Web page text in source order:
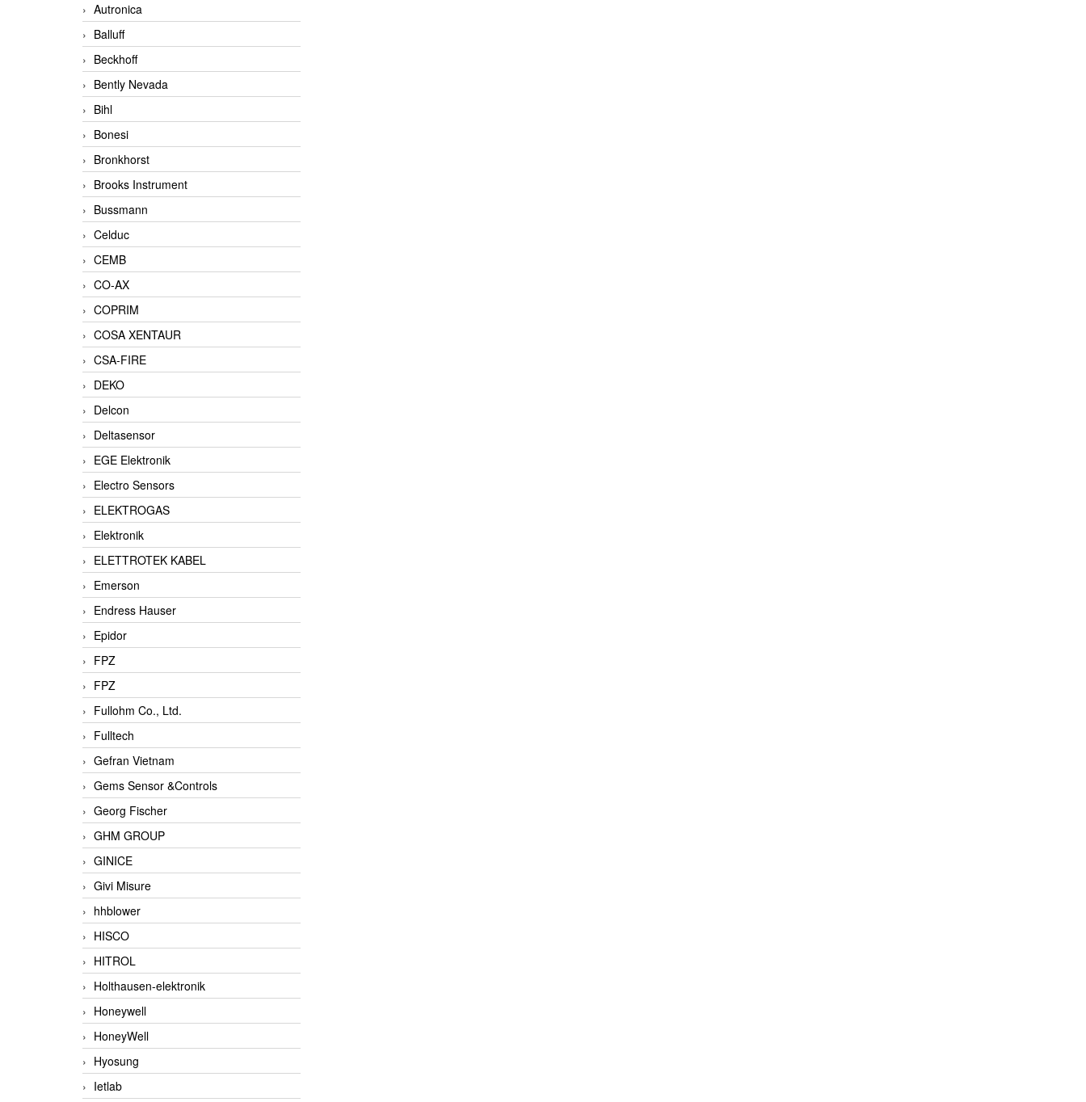
Autronica
Balluff
Beckhoff
Bently Nevada
Bihl
Bonesi
Bronkhorst
Brooks Instrument
Bussmann
Celduc
CEMB
CO-AX
COPRIM
COSA XENTAUR
CSA-FIRE
DEKO
Delcon
Deltasensor
EGE Elektronik
Electro Sensors
ELEKTROGAS
Elektronik
ELETTROTEK KABEL
Emerson
Endress Hauser
Epidor
FPZ
FPZ
Fullohm Co., Ltd.
Fulltech
Gefran Vietnam
Gems Sensor &Controls
Georg Fischer
GHM GROUP
GINICE
Givi Misure
hhblower
HISCO
HITROL
Holthausen-elektronik
Honeywell
HoneyWell
Hyosung
Ietlab